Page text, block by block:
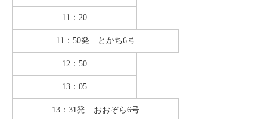
11：20
11：50発 とかち6号
12：50
13：05
13：31発 おおぞら6号